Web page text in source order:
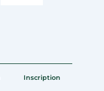
Inscription